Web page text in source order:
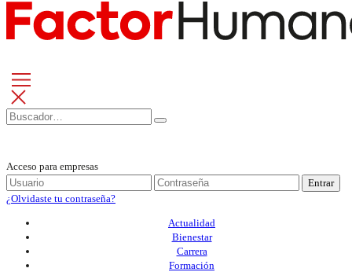
Acceso para empresas
Entrar
¿Olvidaste tu contraseña?
Actualidad
Bienestar
Carrera
Formación